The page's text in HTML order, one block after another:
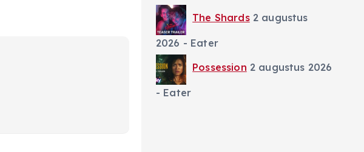
The Shards 2 augustus
2026 - Eater
Possession 2 augustus 2026
- Eater